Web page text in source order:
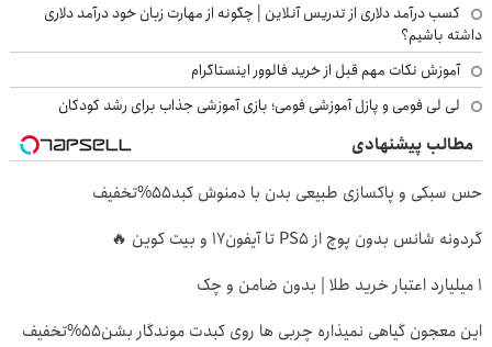
کسب درآمد دلاری از تدریس آنلاین | چگونه از مهارت زبان خود درآمد دلاری
داشته باشیم؟
آموزش نکات مهم قبل از خرید فالوور اینستاگرام
لی لی فومی و پازل آموزشی فومی؛ بازی آموزشی جذاب برای رشد کودکان
مطالب پیشنهادی
حس سبکی و پاکسازی طبیعی بدن با دمنوش کبد55%تخفیف
گردونه شانس بدون پوچ از PS5 تا آیفون17 و بیت کوین 🔥
۱ میلیارد اعتبار خرید طلا | بدون ضامن و چک
این معجون گیاهی نمیذاره چربی ها روی کبدت موندگار بشن55%تخفیف